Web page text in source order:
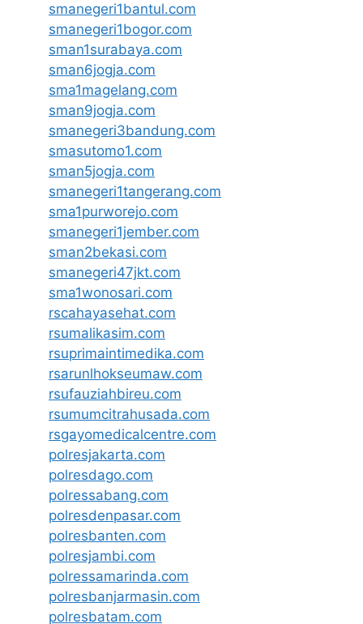
smanegeri1bantul.com
smanegeri1bogor.com
sman1surabaya.com
sman6jogja.com
sma1magelang.com
sman9jogja.com
smanegeri3bandung.com
smasutomo1.com
sman5jogja.com
smanegeri1tangerang.com
sma1purworejo.com
smanegeri1jember.com
sman2bekasi.com
smanegeri47jkt.com
sma1wonosari.com
rscahayasehat.com
rsumalikasim.com
rsuprimaintimedika.com
rsarunlhokseumaw.com
rsufauziahbireu.com
rsumumcitrahusada.com
rsgayomedicalcentre.com
polresjakarta.com
polresdago.com
polressabang.com
polresdenpasar.com
polresbanten.com
polresjambi.com
polressamarinda.com
polresbanjarmasin.com
polresbatam.com